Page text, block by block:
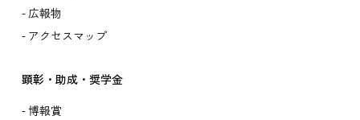
広報物
アクセスマップ
顕彰・助成・奨学金
博報賞